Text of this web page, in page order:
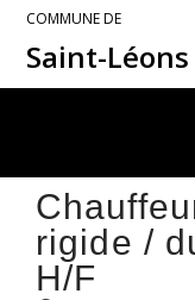
COMMUNE DE
Saint-Léons
rigide /
H/F